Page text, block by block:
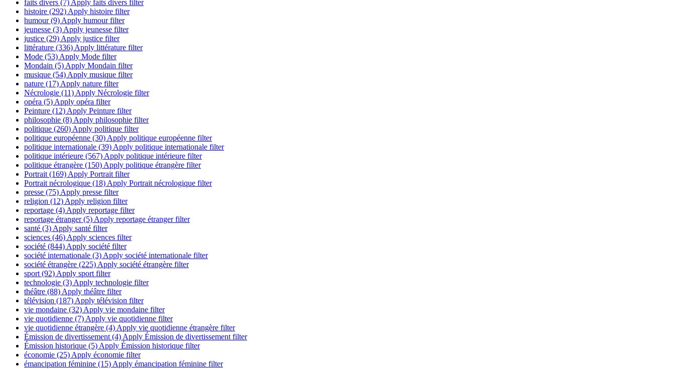
faits divers (7) Apply faits divers filter
histoire (292) Apply histoire filter
humour (9) Apply humour filter
jeunesse (3) Apply jeunesse filter
justice (29) Apply justice filter
littérature (336) Apply littérature filter
Mode (53) Apply Mode filter
Mondain (5) Apply Mondain filter
musique (54) Apply musique filter
nature (17) Apply nature filter
Nécrologie (11) Apply Nécrologie filter
opéra (5) Apply opéra filter
Peinture (12) Apply Peinture filter
philosophie (8) Apply philosophie filter
politique (260) Apply politique filter
politique européenne (30) Apply politique européenne filter
politique internationale (39) Apply politique internationale filter
politique intérieure (567) Apply politique intérieure filter
politique étrangère (150) Apply politique étrangère filter
Portrait (169) Apply Portrait filter
Portrait nécrologique (18) Apply Portrait nécrologique filter
presse (75) Apply presse filter
religion (12) Apply religion filter
reportage (4) Apply reportage filter
reportage étranger (5) Apply reportage étranger filter
santé (3) Apply santé filter
sciences (46) Apply sciences filter
société (844) Apply société filter
société internationale (3) Apply société internationale filter
société étrangère (225) Apply société étrangère filter
sport (92) Apply sport filter
technologie (3) Apply technologie filter
théâtre (88) Apply théâtre filter
télévision (187) Apply télévision filter
vie mondaine (32) Apply vie mondaine filter
vie quotidienne (7) Apply vie quotidienne filter
vie quotidienne étrangère (4) Apply vie quotidienne étrangère filter
Émission de divertissement (4) Apply Émission de divertissement filter
Émission historique (5) Apply Émission historique filter
économie (25) Apply économie filter
émancipation féminine (15) Apply émancipation féminine filter